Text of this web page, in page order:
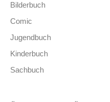
Bilderbuch
Comic
Jugendbuch
Kinderbuch
Sachbuch